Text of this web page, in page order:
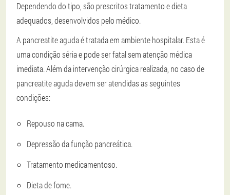
Dependendo do tipo, são prescritos tratamento e dieta
adequados, desenvolvidos pelo médico.
A pancreatite aguda é tratada em ambiente hospitalar. Esta é
uma condição séria e pode ser fatal sem atenção médica
imediata. Além da intervenção cirúrgica realizada, no caso de
pancreatite aguda devem ser atendidas as seguintes
condições:
Repouso na cama.
Depressão da função pancreática.
Tratamento medicamentoso.
Dieta de fome.